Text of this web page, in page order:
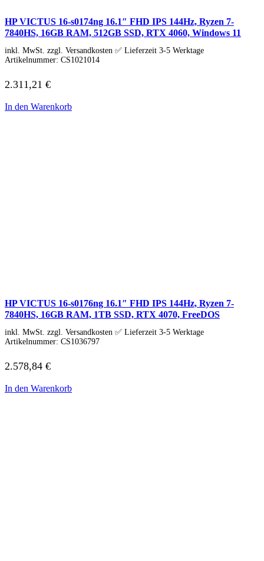
HP VICTUS 16-s0174ng 16.1″ FHD IPS 144Hz, Ryzen 7-
7840HS, 16GB RAM, 512GB SSD, RTX 4060, Windows 11
inkl. MwSt. zzgl. Versandkosten ✅ Lieferzeit 3-5 Werktage
Artikelnummer: CS1021014
2.311,21 €
In den Warenkorb
HP VICTUS 16-s0176ng 16.1″ FHD IPS 144Hz, Ryzen 7-
7840HS, 16GB RAM, 1TB SSD, RTX 4070, FreeDOS
inkl. MwSt. zzgl. Versandkosten ✅ Lieferzeit 3-5 Werktage
Artikelnummer: CS1036797
2.578,84 €
In den Warenkorb